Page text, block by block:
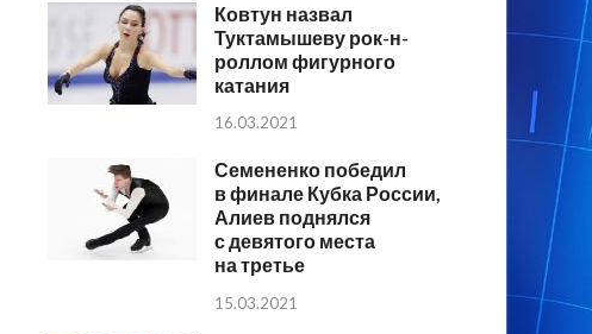
Ковтун назвал
Туктамышеву рок-н-
роллом фигурного
катания
16.03.2021
Семененко победил
в финале Кубка России,
Алиев поднялся
с девятого места
на третье
15.03.2021